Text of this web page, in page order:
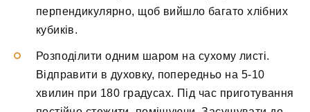
перпендикулярно, щоб вийшло багато хлібних
кубиків.
Розподілити одним шаром на сухому листі.
Відправити в духовку, попередньо на 5-10
хвилин при 180 градусах. Під час приготування